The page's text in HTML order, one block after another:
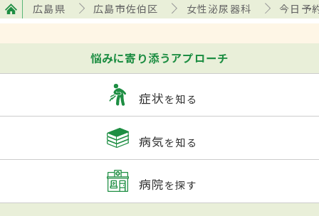
広島県 広島市佐伯区 女性泌尿器科 今日予
悩みに寄り添うアプローチ
症状を知る
病気を知る
病院を探す